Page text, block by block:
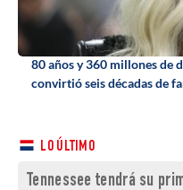
80 años y 360 millones de
convirtió seis décadas de
LO ÚLTIMO
Tennessee tendrá su